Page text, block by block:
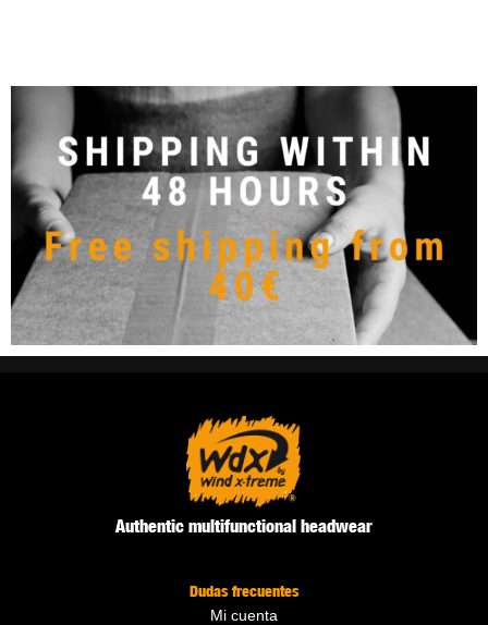
Authentic multifunctional headwear
Dudas frecuentes
Mi cuenta